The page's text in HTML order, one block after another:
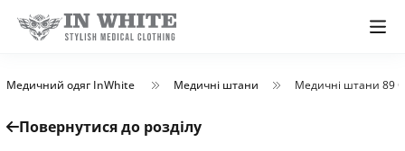
Медичний одяг InWhite Медичні штани Медичні штани 89
Повернутися до розділу